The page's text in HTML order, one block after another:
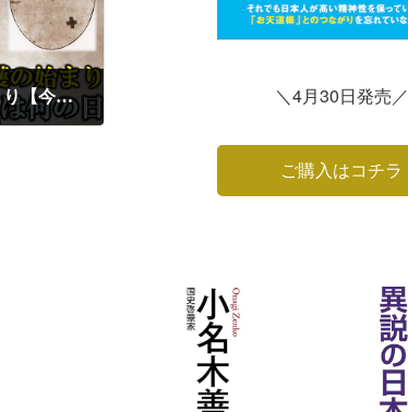
ナイチンゲールと女性看護の始まり【今日は何の日】５月１２日｜小名木善行 ＼4月30日発売／
ご購入はコチラ